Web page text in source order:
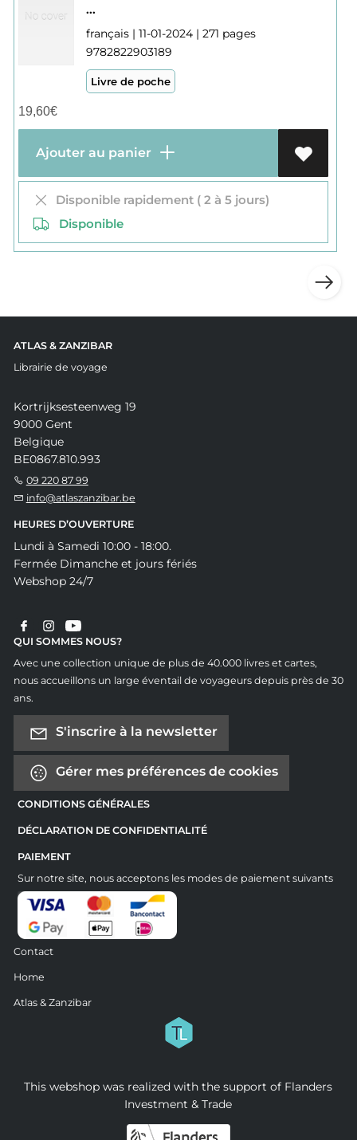
...
français | 11-01-2024 | 271 pages
9782822903189
Livre de poche
19,60€
Ajouter au panier
Disponible rapidement ( 2 à 5 jours)
Disponible
ATLAS & ZANZIBAR
Librairie de voyage
Kortrijksesteenweg 19
9000 Gent
Belgique
BE0867.810.993
09 220 87 99
info@atlaszanzibar.be
HEURES D’OUVERTURE
Lundi à Samedi 10:00 - 18:00.
Fermée Dimanche et jours fériés
Webshop 24/7
QUI SOMMES NOUS?
Avec une collection unique de plus de 40.000 livres et cartes,
nous accueillons un large éventail de voyageurs depuis près de 30
ans.
S'inscrire à la newsletter
Gérer mes préférences de cookies
CONDITIONS GÉNÉRALES
DÉCLARATION DE CONFIDENTIALITÉ
PAIEMENT
Sur notre site, nous acceptons les modes de paiement suivants
Contact
Home
Atlas & Zanzibar
This webshop was realized with the support of Flanders
Investment & Trade